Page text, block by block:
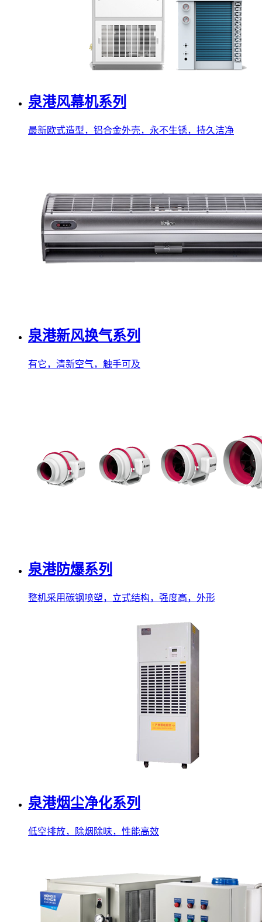
泉港风幕机系列
最新欧式造型，铝合金外壳，永不生锈，持久洁净
泉港新风换气系列
有它，清新空气，触手可及
泉港防爆系列
整机采用碳钢喷塑，立式结构，强度高，外形
泉港烟尘净化系列
低空排放，除烟除味，性能高效